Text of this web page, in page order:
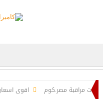
مراقبة مصر.كوم
اقوى اسعار